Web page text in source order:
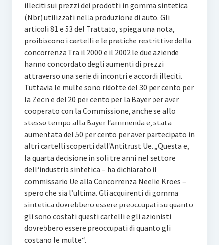
illeciti sui prezzi dei prodotti in gomma sintetica
(Nbr) utilizzati nella produzione di auto. Gli
articoli 81 e 53 del Trattato, spiega una nota,
proibiscono i cartelli e le pratiche restrittive della
concorrenza Tra il 2000 e il 2002 le due aziende
hanno concordato degli aumenti di prezzi
attraverso una serie di incontri e accordi illeciti.
Tuttavia le multe sono ridotte del 30 per cento per
la Zeon e del 20 per cento per la Bayer per aver
cooperato con la Commissione, anche se allo
stesso tempo alla Bayer l‘ammenda e‚ stata
aumentata del 50 per cento per aver partecipato in
altri cartelli scoperti dall‘Antitrust Ue. „Questa e‚
la quarta decisione in soli tre anni nel settore
dell‘industria sintetica – ha dichiarato il
commissario Ue alla Concorrenza Neelie Kroes –
spero che sia l’ultima. Gli acquirenti di gomma
sintetica dovrebbero essere preoccupati su quanto
gli sono costati questi cartelli e gli azionisti
dovrebbero essere preoccupati di quanto gli
costano le multe“.